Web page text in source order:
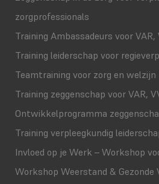
zorgprofessionals
Training Ambassadeurs voor VAR,
Training leiderschap voor
Teamtraining voor zorg en welzijn
Training zeggenschap voor VAR,
Ontwikkelprogramma
Training verpleegkundig
Invloed op je Werk – Workshop
Workshop Weerstand & Gezonde